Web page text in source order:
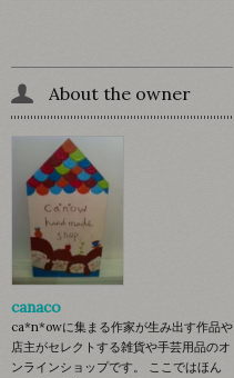
About the owner
canaco
ca*n*owに集まる作家が生み出す作品や
店主がセレクトする雑貨や手芸用品のオ
ンラインショップです。 ここではほん